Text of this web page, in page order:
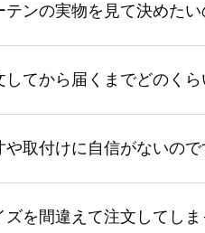
テンの実物を見て決めた
してから届くまでどのくら
や取付けに自信がないの
ズを間違えて注文してし